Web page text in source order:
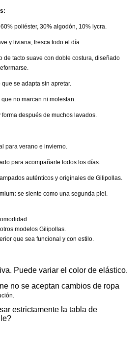
60% poliéster, 30% algodón, 10% lycra.
y liviana, fresca todo el día.
de tacto suave con doble costura, diseñado
se adapta sin apretar.
no marcan ni molestan.
forma después de muchos lavados.
para verano e invierno.
para acompañarte todos los días.
auténticos y originales de Gilipollas.
: se siente como una segunda piel.
modelos Gilipollas.
que sea funcional y con estilo.
Puede variar el color de elástico.
no se aceptan cambios de ropa
.
estrictamente la tabla de